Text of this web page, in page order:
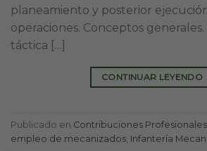
planeamiento y posterior
operaciones. Conceptos
táctica […]
CONTINUAR LEYENDO
Publicado en Contribuciones Profesionales
empleo de mecanizados Infantería